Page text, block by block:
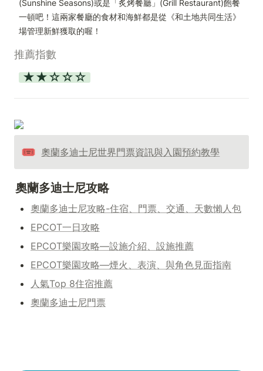
(Sunshine Seasons)或是「炙烤餐廳」(Grill Restaurant)飽餐
一頓吧！這兩家餐廳的食材和海鮮都是從《和土地共同生活》
場管理新鮮獲取的喔！
推薦指數
★★☆☆☆
🎟️ 奧蘭多迪士尼世界門票資訊與入園預約教學
奧蘭多迪士尼攻略
奧蘭多迪士尼攻略-住宿、門票、交通、天數懶人包
EPCOT一日攻略
EPCOT樂園攻略—設施介紹、設施推薦
EPCOT樂園攻略—煙火、表演、與角色見面指南
人氣Top 8住宿推薦
奧蘭多迪士尼門票